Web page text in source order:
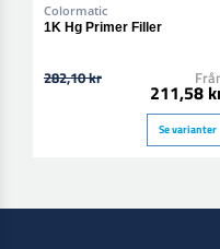
Colormatic
1K Hg Primer Filler
282,10 kr
211,58
Se varianter